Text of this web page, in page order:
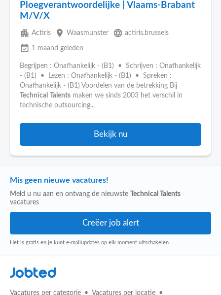
Ploegverantwoordelijke | Vlaams-Brabant
M/V/X
apartment Actiris place Waasmunster language actiris.brussels
event_available 1 maand geleden
Begrijpen : Onafhankelijk - (B1) • Schrijven : Onafhankelijk
- (B1) • Lezen : Onafhankelijk - (B1) • Spreken :
Onafhankelijk - (B1) Voordelen van de betrekking Bij
Technical
Talents maken we sinds 2003 het verschil in
technische outsourcing...
Bekijk nu
Mis geen nieuwe vacatures!
Meld u nu aan en ontvang de nieuwste
Technical Talents
vacatures
Het is gratis en je kunt e-mailupdates op elk moment uitschakelen
Jobted
Vacatures per categorie Vacatures per locatie